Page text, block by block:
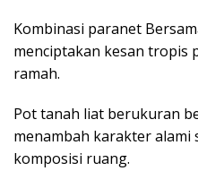
Kombinasi paranet
menciptakan kesan tropis
ramah.
Pot tanah liat berukuran
menambah karakter alami
komposisi ruang.